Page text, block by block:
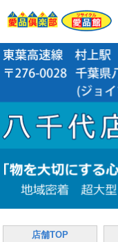
店舗TOP